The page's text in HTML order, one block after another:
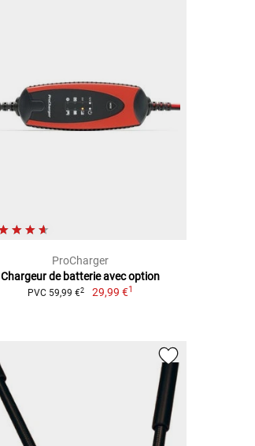
ProCharger
Chargeur de batterie avec option
PVC 59,99 €2 29,99 €1